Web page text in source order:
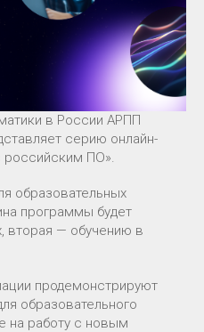
в России АРПП
серию онлайн-
российским ПО».
образовательных
программы будет
вторая — обучению в
продемонстрируют
образовательного
на работу с новым